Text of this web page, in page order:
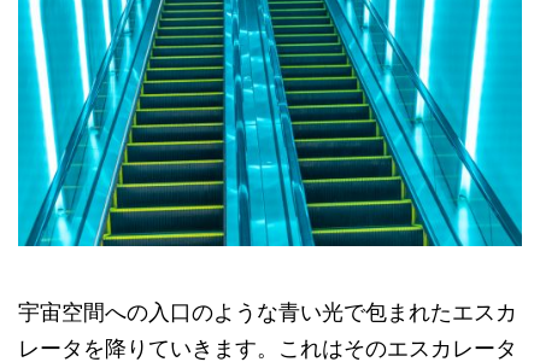
宇宙空間への入口のような青い光で包まれたエスカ
レータを降りていきます。これはそのエスカレータ